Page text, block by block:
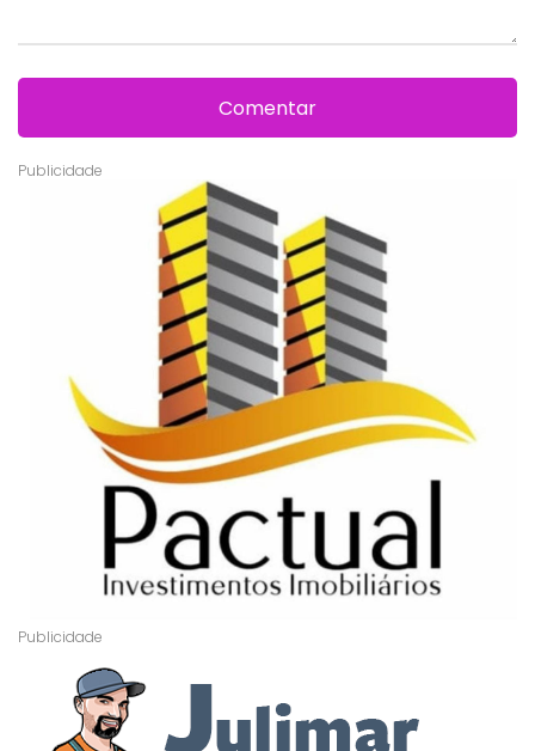
Comentar